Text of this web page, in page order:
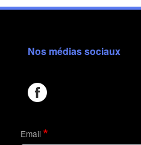
Nos médias sociaux
Email